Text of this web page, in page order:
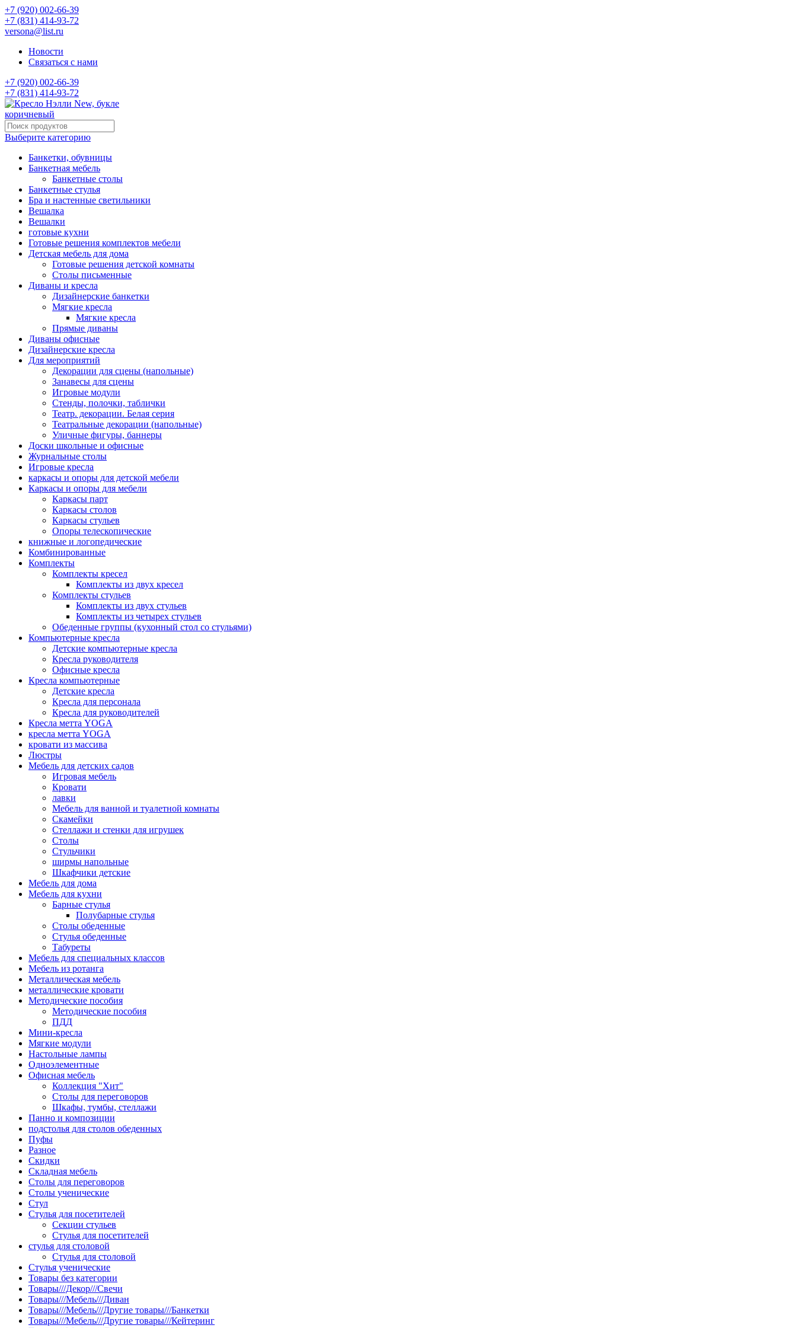
+7 (920) 002-66-39
+7 (831) 414-93-72
versona@list.ru
Новости
Связаться с нами
+7 (920) 002-66-39
+7 (831) 414-93-72
Выберите категорию
Банкетки, обувницы
Банкетная мебель
Банкетные столы
Банкетные стулья
Бра и настенные светильники
Вешалка
Вешалки
готовые кухни
Готовые решения комплектов мебели
Детская мебель для дома
Готовые решения детской комнаты
Столы письменные
Диваны и кресла
Дизайнерские банкетки
Мягкие кресла
Мягкие кресла
Прямые диваны
Диваны офисные
Дизайнерские кресла
Для мероприятий
Декорации для сцены (напольные)
Занавесы для сцены
Игровые модули
Стенды, полочки, таблички
Театр. декорации. Белая серия
Театральные декорации (напольные)
Уличные фигуры, баннеры
Доски школьные и офисные
Журнальные столы
Игровые кресла
каркасы и опоры для детской мебели
Каркасы и опоры для мебели
Каркасы парт
Каркасы столов
Каркасы стульев
Опоры телескопические
книжные и логопедические
Комбинированные
Комплекты
Комплекты кресел
Комплекты из двух кресел
Комплекты стульев
Комплекты из двух стульев
Комплекты из четырех стульев
Обеденные группы (кухонный стол со стульями)
Компьютерные кресла
Детские компьютерные кресла
Кресла руководителя
Офисные кресла
Кресла компьютерные
Детские кресла
Кресла для персонала
Кресла для руководителей
Кресла метта YOGA
кресла метта YOGA
кровати из массива
Люстры
Мебель для детских садов
Игровая мебель
Кровати
лавки
Мебель для ванной и туалетной комнаты
Скамейки
Стеллажи и стенки для игрушек
Столы
Стульчики
ширмы напольные
Шкафчики детские
Мебель для дома
Мебель для кухни
Барные стулья
Полубарные стулья
Столы обеденные
Стулья обеденные
Табуреты
Мебель для специальных классов
Мебель из ротанга
Металлическая мебель
металлические кровати
Методические пособия
Методические пособия
ПДД
Мини-кресла
Мягкие модули
Настольные лампы
Одноэлементные
Офисная мебель
Коллекция "Хит"
Столы для переговоров
Шкафы, тумбы, стеллажи
Панно и композиции
подстолья для столов обеденных
Пуфы
Разное
Скидки
Складная мебель
Столы для переговоров
Столы ученические
Стул
Стулья для посетителей
Секции стульев
Стулья для посетителей
стулья для столовой
Стулья для столовой
Стулья ученические
Товары без категории
Товары///Декор///Свечи
Товары///Мебель///Диван
Товары///Мебель///Другие товары///Банкетки
Товары///Мебель///Другие товары///Кейтеринг